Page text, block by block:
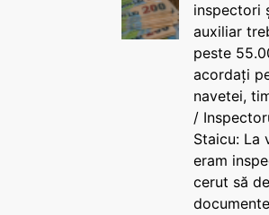
inspectori
auxiliar
peste
acordați
navetei,
/
Staicu: La
eram
cerut să